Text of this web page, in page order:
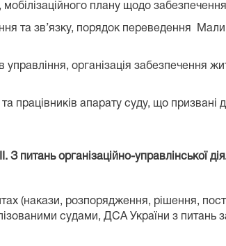
мобілізаційного плану щодо
та зв’язку, порядок переведення
організація забезпечення
працівників апарату суду, що призвані
ІI. З питань організаційно-управлінської
(накази, розпорядження, рішення,
судами, ДСА України з питань